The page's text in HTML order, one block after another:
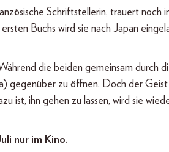
Schriftstellerin, trauert noch
Buchs wird sie nach Japan
die beiden gemeinsam durch
gegenüber zu öffnen. Doch der
ist, ihn gehen zu lassen, wird sie
nur im Kino.